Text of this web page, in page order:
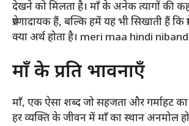
देखने को मिलता है। माँ के अनेक त्यागों की
प्रेरणादायक हैं, बल्कि हमें यह भी सिखाती हैं कि
क्या अर्थ होता है। meri maa hindi
माँ के प्रति भावनाएँ
माँ, एक ऐसा शब्द जो सहजता और गर्माहट का
हर व्यक्ति के जीवन में माँ का स्थान अनमोल